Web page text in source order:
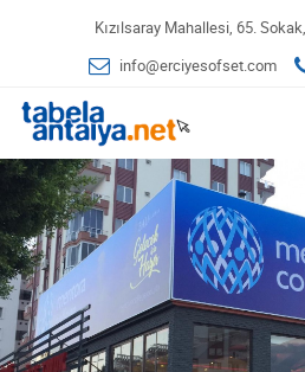
Kızılsaray Mahallesi, 65.
info@erciyesofset.com